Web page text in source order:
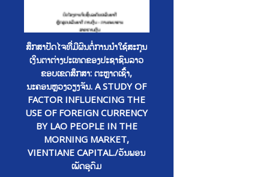
ສຶກສາປັດໄຈທີີ່ມີຜົນຕໍ່ການນໍາໃຊ້ສະກຸນ
ເງິນຕາຕ່າງປະເທດຂອງປະຊາຊົນລາວ
ຂອບເຂດສຶກສາ: ຕະຫຼາດເຊົົ້າ,
ນະຄອນຫຼວງວຽງຈັນ. A STUDY OF
FACTOR INFLUENCING THE
USE OF FOREIGN CURRENCY
BY LAO PEOPLE IN THE
MORNING MARKET,
VIENTIANE CAPITAL./ວັນພອນ
ເພັດອຸດົມ